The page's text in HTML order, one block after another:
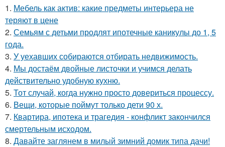
1. Мебель как актив: какие предметы интерьера не
теряют в цене
2. Семьям с детьми продлят ипотечные каникулы до 1, 5
года.
3. У уехавших собираются отбирать недвижимость.
4. Мы достаём двойные листочки и учимся делать
действительно удобную кухню.
5. Тот случай, когда нужно просто довериться процессу.
6. Вещи, которые поймут только дети 90 х.
7. Квартира, ипотека и трагедия - конфликт закончился
смертельным исходом.
8. Давайте заглянем в милый зимний домик типа дачи!